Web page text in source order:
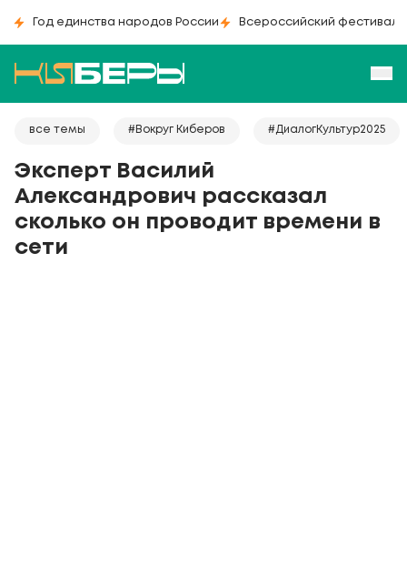
Год единства народов России Всероссийский фестиваль
все темы #Вокруг Киберов #ДиалогКультур2025
Эксперт Василий
Александрович рассказал
сколько он проводит времени в
сети